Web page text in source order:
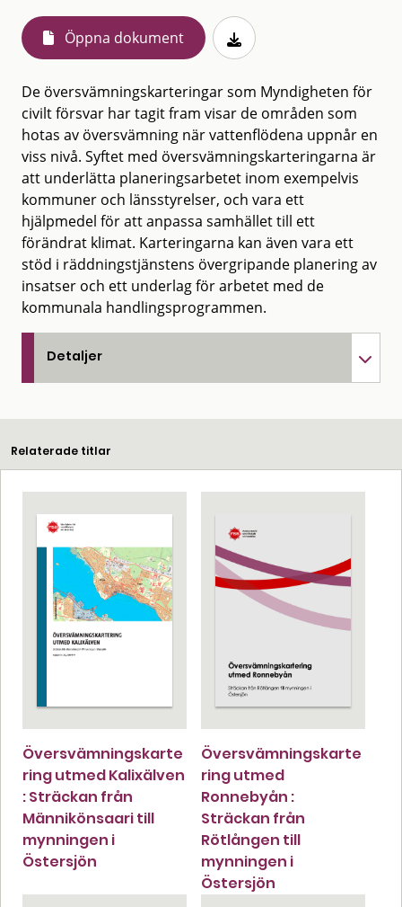
Öppna dokument
De översvämningskarteringar som Myndigheten för
civilt försvar har tagit fram visar de områden som
hotas av översvämning när vattenflödena uppnår en
viss nivå. Syftet med översvämningskarteringarna är
att underlätta planeringsarbetet inom exempelvis
kommuner och länsstyrelser, och vara ett
hjälpmedel för att anpassa samhället till ett
förändrat klimat. Karteringarna kan även vara ett
stöd i räddningstjänstens övergripande planering av
insatser och ett underlag för arbetet med de
kommunala handlingsprogrammen.
Detaljer
Relaterade titlar
Översvämningskarte
ring utmed Kalixälven
: Sträckan från
Männikönsaari till
mynningen i
Östersjön
Översvämningskarte
ring utmed
Ronnebyån :
Sträckan från
Rötlången till
mynningen i
Östersjön